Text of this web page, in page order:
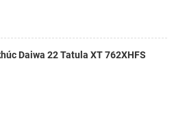
Cần Lure 2khúc Daiwa 22 Tatula XT 762XHFS